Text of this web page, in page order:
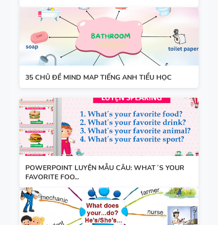
35 CHỦ ĐỀ MIND MAP TIẾNG ANH TIỂU HỌC
POWERPOINT LUYỆN MẪU CÂU: WHAT´S YOUR
FAVORITE FOO...